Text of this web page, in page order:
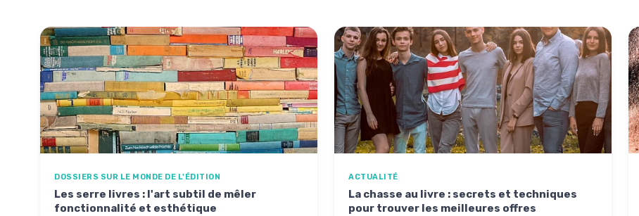
DOSSIERS SUR LE MONDE DE L'ÉDITION
Les serre livres : l'art subtil de mêler
fonctionnalité et esthétique
ACTUALITÉ
La chasse au livre : secrets et techniques
pour trouver les meilleures offres